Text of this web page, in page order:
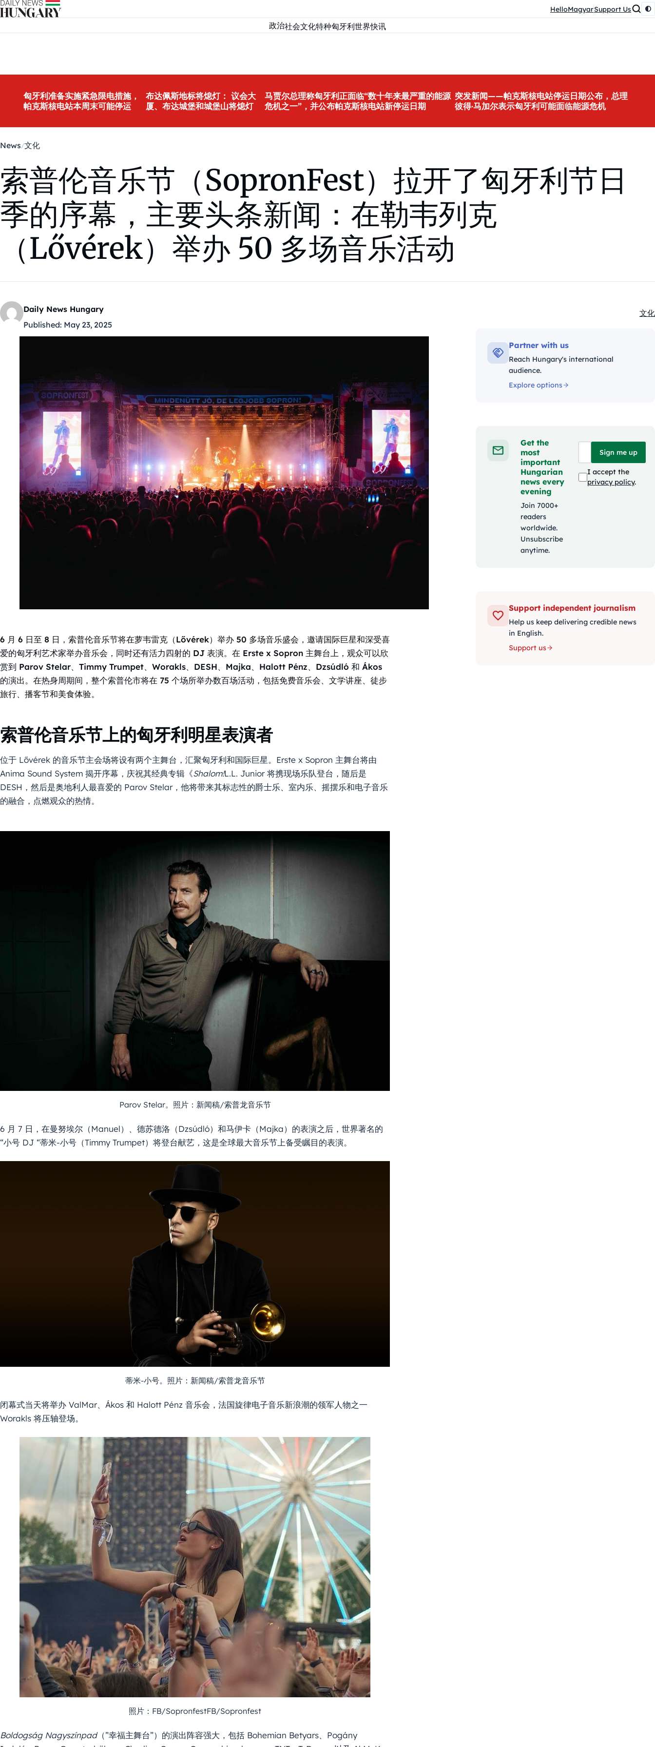
Skip to content HelloMagyarSupport Us
政治社会文化特种匈牙利世界快讯
匈牙利准备实施紧急限电措施，
帕克斯核电站本周末可能停运
布达佩斯地标将熄灯： 议会大
厦、布达城堡和城堡山将熄灯
马贾尔总理称匈牙利正面临“数十年来最严重的能源
危机之一”，并公布帕克斯核电站新停运日期
突发新闻——帕克斯核电站停运日期公布，总理
彼得·马加尔表示匈牙利可能面临能源危机
News 文化
索普伦音乐节（SopronFest）拉开了匈牙利节日
季的序幕，主要头条新闻：在勒韦列克
（Lővérek）举办 50 多场音乐活动
Daily News Hungary
Published: May 23, 2025
文化
6 月 6 日至 8 日，索普伦音乐节将在萝韦雷克（Lővérek）举办 50 多场音乐盛会，邀请国际巨星和深受喜
爱的匈牙利艺术家举办音乐会，同时还有活力四射的 DJ 表演。在 Erste x Sopron 主舞台上，观众可以欣
赏到 Parov Stelar、Timmy Trumpet、Worakls、DESH、Majka、Halott Pénz、Dzsúdló 和 Ákos
的演出。在热身周期间，整个索普伦市将在 75 个场所举办数百场活动，包括免费音乐会、文学讲座、徒步
旅行、播客节和美食体验。
索普伦音乐节上的匈牙利明星表演者
位于 Lővérek 的音乐节主会场将设有两个主舞台，汇聚匈牙利和国际巨星。Erste x Sopron 主舞台将由
Anima Sound System 揭开序幕，庆祝其经典专辑《Shalom!L.L. Junior 将携现场乐队登台，随后是
DESH，然后是奥地利人最喜爱的 Parov Stelar，他将带来其标志性的爵士乐、室内乐、摇摆乐和电子音乐
的融合，点燃观众的热情。
Parov Stelar。照片：新闻稿/索普龙音乐节
6 月 7 日，在曼努埃尔（Manuel）、德苏德洛（Dzsúdló）和马伊卡（Majka）的表演之后，世界著名的
“小号 DJ “蒂米-小号（Timmy Trumpet）将登台献艺，这是全球最大音乐节上备受瞩目的表演。
蒂米-小号。照片：新闻稿/索普龙音乐节
闭幕式当天将举办 ValMar、Ákos 和 Halott Pénz 音乐会，法国旋律电子音乐新浪潮的领军人物之一
Worakls 将压轴登场。
照片：FB/SopronfestFB/Sopronfest
Boldogság Nagyszínpad（”幸福主舞台”）的演出阵容强大，包括 Bohemian Betyars、Pogány
Partner with us
Reach Hungary's international
audience.
Explore options
Get the
most
important
Hungarian
news every
evening
Join 7000+
readers
worldwide.
Unsubscribe
anytime.
Sign me up
I accept the
privacy policy.
Support independent journalism
Help us keep delivering credible news
in English.
Support us